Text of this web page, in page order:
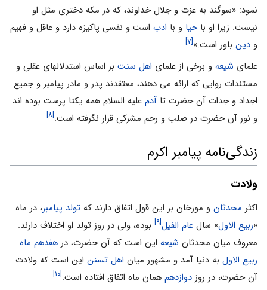
نمود: «سوگند به عزت و جلال خداوند، که در مکه دختری مثل او
نیست. زیرا او باحیا و با ادب است و نفسی پاکیزه دارد و عاقل و فهیم
و دین باور است.»[۷]
علمای شیعه و برخى از علمای اهل‏ سنت بر اساس استدلالهای عقلی و
مستندات روایی که ارائه می دهند، معتقدند پدر و مادر پیامبر و جمیع
اجداد و جدات آن حضرت تا آدم علیه السلام همه یکتا پرست بوده اند
و نور آن حضرت در صلب و رحم مشرکى قرار نگرفته است.[۸]
زندگی‌نامه پیامبر اکرم
ولادت
اکثر محدثان و مورخان بر این قول اتفاق دارند که تولد پیامبر، در ماه
«ربیع الاول» سال عام الفیل[۹]
بوده، ولى در روز تولد او اختلاف دارند.
معروف میان محدثان شیعه این است که آن حضرت، در هفدهم ماه
ربیع الاول به دنیا آمد و مشهور میان اهل تسنن این است که ولادت
آن حضرت، در روز دوازدهم همان ماه اتفاق افتاده است.[۱۰]